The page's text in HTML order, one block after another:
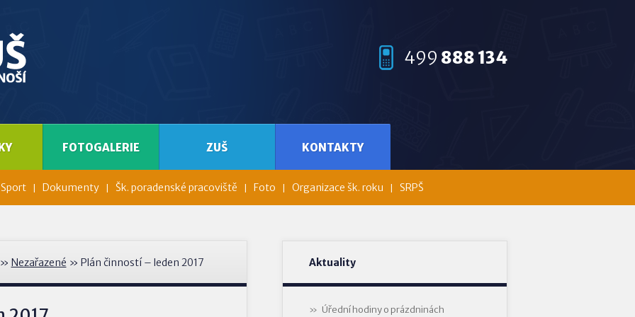
499 888 134
Sport Dokumenty Šk. poradenské pracoviště Foto Organizace šk. roku SRPŠ
FOTOGALERIE ZUŠ KONTAKTY
Nezařazené » Plán činností – leden 2017 Aktuality
Úřední hodiny o prázdninách